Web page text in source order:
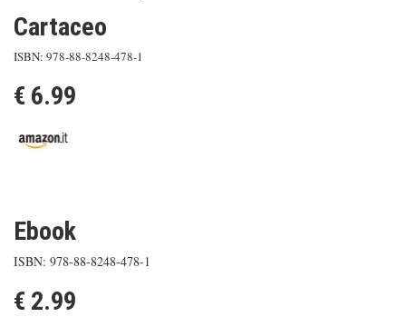
Cartaceo
ISBN: 978-88-8248-478-1
€ 6.99
Ebook
ISBN: 978-88-8248-478-1
€ 2.99